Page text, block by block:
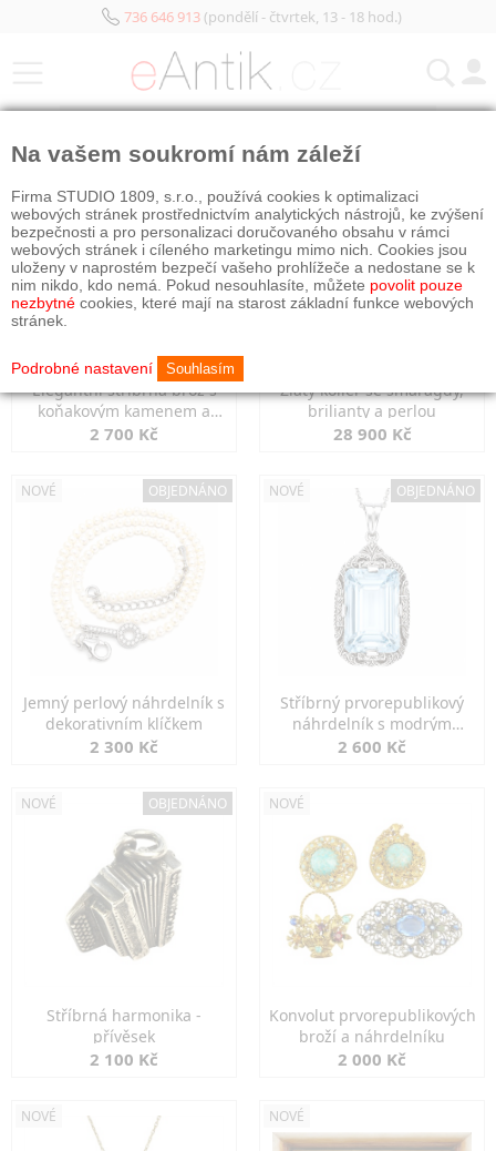
736 646 913(pondělí - čtvrtek, 13 - 18 hod.)
Elegantní stříbrná brož s
koňakovým kamenem a
markazity
2 700 Kč
Zlatý kolier se smaragdy,
brilianty a perlou
28 900 Kč
NOVÉ OBJEDNÁNO
Jemný perlový náhrdelník s
dekorativním klíčkem
2 300 Kč
NOVÉ OBJEDNÁNO
Stříbrný prvorepublikový
náhrdelník s modrým
spinelem
2 600 Kč
NOVÉ OBJEDNÁNO
Stříbrná harmonika -
přívěsek
2 100 Kč
NOVÉ
Konvolut prvorepublikových
broží a náhrdelníku
2 000 Kč
NOVÉ NOVÉ
Na vašem soukromí nám záleží
Firma STUDIO 1809, s.r.o., používá cookies k optimalizaci
webových stránek prostřednictvím analytických nástrojů, ke zvýšení
bezpečnosti a pro personalizaci doručovaného obsahu v rámci
webových stránek i cíleného marketingu mimo nich. Cookies jsou
uloženy v naprostém bezpečí vašeho prohlížeče a nedostane se k
nim nikdo, kdo nemá. Pokud nesouhlasíte, můžete povolit pouze
nezbytné cookies, které mají na starost základní funkce webových
stránek.
Podrobné nastavení Souhlasím